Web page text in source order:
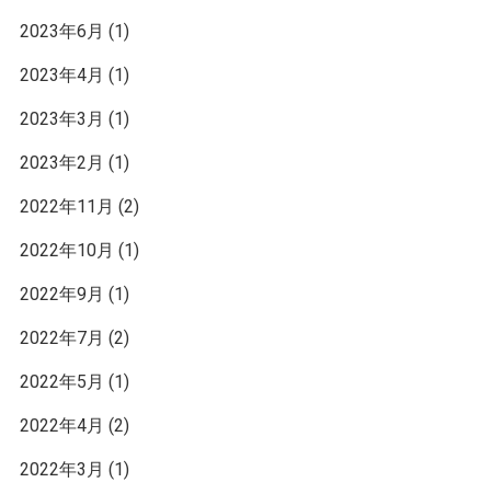
2023年6月 (1)
2023年4月 (1)
2023年3月 (1)
2023年2月 (1)
2022年11月 (2)
2022年10月 (1)
2022年9月 (1)
2022年7月 (2)
2022年5月 (1)
2022年4月 (2)
2022年3月 (1)